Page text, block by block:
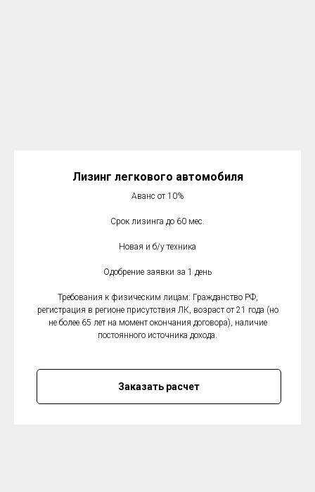
Лизинг легкового автомобиля
Аванс от 10%
Срок лизинга до 60 мес.
Новая и б/у техника
Одобрение заявки за 1 день
Требования к физическим лицам: Гражданство РФ,
регистрация в регионе присутствия ЛК, возраст от 21 года (но
не более 65 лет на момент окончания договора), наличие
постоянного источника дохода.
Заказать расчет